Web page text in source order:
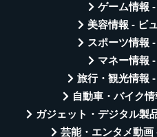
ゲーム情報
美容情報 - ビ
スポーツ情報
マネー情報
旅行・観光情報
自動車・バイク
ガジェット・デジタル製
芸能・エンタメ動